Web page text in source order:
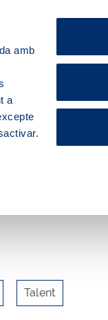
amb
a
CA
educa i participa
Talent